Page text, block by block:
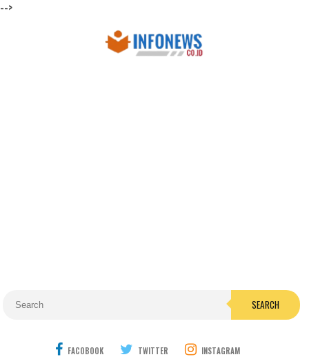
-->
SEARCH
FACOBOOK TWITTER INSTAGRAM